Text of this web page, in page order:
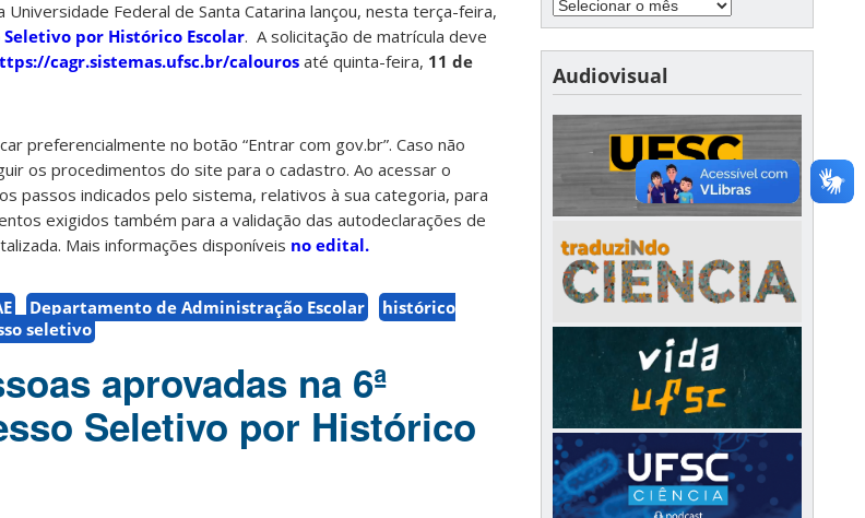
Federal de Santa Catarina lançou, nesta terça-feira,
Seletivo por Histórico Escolar. A solicitação de matrícula deve
cagr.sistemas.ufsc.br/calouros até quinta-feira, 11 de
preferencialmente no botão “Entrar com gov.br”. Caso não
os procedimentos do site para o cadastro. Ao acessar o
passos indicados pelo sistema, relativos à sua categoria, para
exigidos também para a validação das autodeclarações de
Mais informações disponíveis no edital.
Departamento de Administração Escolar
histórico
seletivo
aprovadas na 6ª
Seletivo por Histórico
Audiovisual